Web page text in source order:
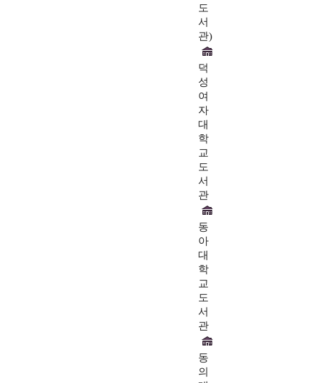
도
서
관)
덕
성
여
자
대
학
교
도
서
관
동
아
대
학
교
도
서
관
동
의